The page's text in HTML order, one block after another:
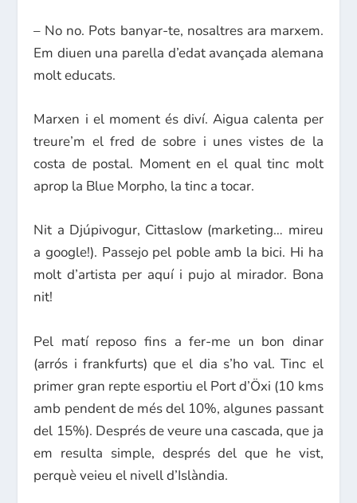
– No no. Pots banyar-te, nosaltres ara marxem.
Em diuen una parella d’edat avançada alemana
molt educats.
Marxen i el moment és diví. Aigua calenta per
treure’m el fred de sobre i unes vistes de la
costa de postal. Moment en el qual tinc molt
aprop la Blue Morpho, la tinc a tocar.
Nit a Djúpivogur, Cittaslow (marketing… mireu
a google!). Passejo pel poble amb la bici. Hi ha
molt d’artista per aquí i pujo al mirador. Bona
nit!
Pel matí reposo fins a fer-me un bon dinar
(arrós i frankfurts) que el dia s’ho val. Tinc el
primer gran repte esportiu el Port d’Öxi (10 kms
amb pendent de més del 10%, algunes passant
del 15%). Després de veure una cascada, que ja
em resulta simple, després del que he vist,
perquè veieu el nivell d’Islàndia.